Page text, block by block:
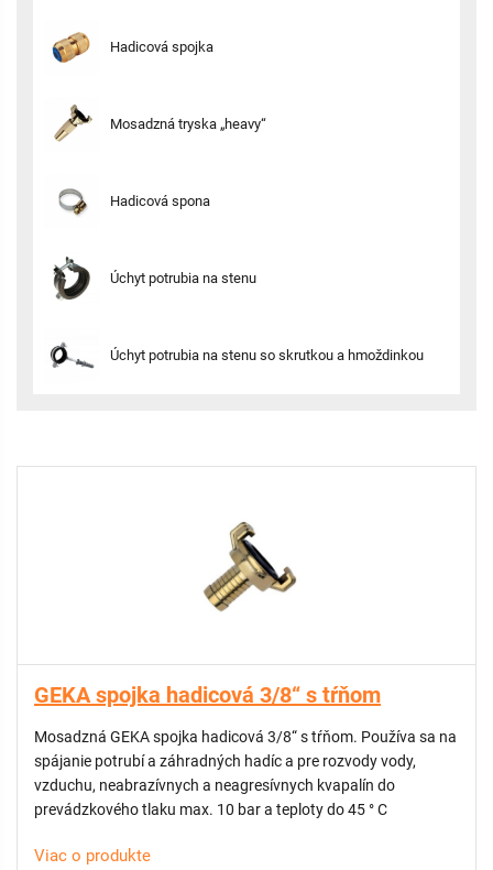
Hadicová spojka
Mosadzná tryska „heavy“
Hadicová spona
Úchyt potrubia na stenu
Úchyt potrubia na stenu so skrutkou a hmoždinkou
GEKA spojka hadicová 3/8“ s tŕňom
Mosadzná GEKA spojka hadicová 3/8“ s tŕňom. Používa sa na
spájanie potrubí a záhradných hadíc a pre rozvody vody,
vzduchu, neabrazívnych a neagresívnych kvapalín do
prevádzkového tlaku max. 10 bar a teploty do 45 ° C
Viac o produkte